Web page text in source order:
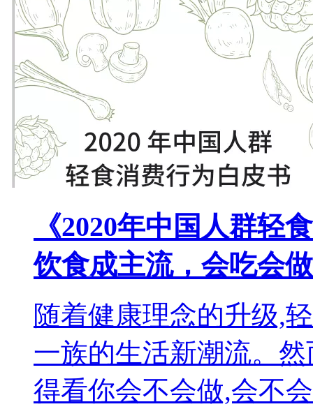
《2020年中国人群轻
饮食成主流，会吃会
随着健康理念的升级,
一族的生活新潮流。
得看你会不会做,会不